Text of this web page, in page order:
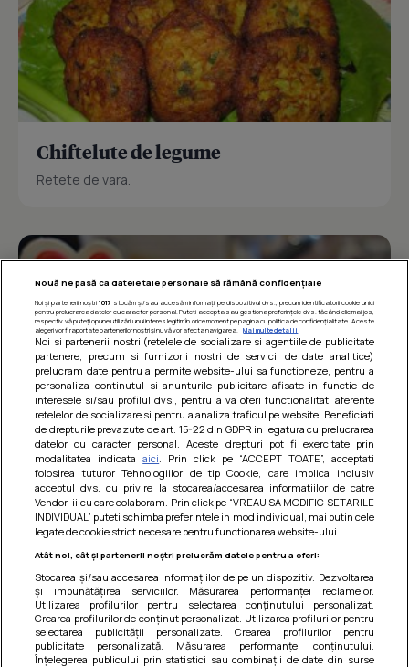
Chiftelute de legume
Retete de vara.
Barcute din vinete cu arpagic rosu
Un deliciu usor de preparat!
Nouă ne pasă ca datele tale personale să rămână confidențiale
Noi și partenerii noștri 1017 stocăm și/sau accesăm informații pe dispozitivul dvs., precum identificatorii cookie unici
pentru prelucrarea datelor cu caracter personal. Puteți accepta sau gestiona preferințele dvs. făcând clic mai jos,
respectiv vă puteți opune utilizării unui interes legitim în orice moment pe pagina cu politica de confidențialitate. Aceste
alegeri vor fi raportate partenerilor noștri și nu vă vor afecta navigarea.
Mai multe detalii
Noi si partenerii nostri (retelele de socializare si agentiile de publicitate
partenere, precum si furnizorii nostri de servicii de date analitice)
prelucram date pentru a permite website-ului sa functioneze, pentru a
personaliza continutul si anunturile publicitare afisate in functie de
interesele si/sau profilul dvs., pentru a va oferi functionalitati aferente
retelelor de socializare si pentru a analiza traficul pe website. Beneficiati
de drepturile prevazute de art. 15-22 din GDPR in legatura cu prelucrarea
datelor cu caracter personal. Aceste drepturi pot fi exercitate prin
modalitatea indicataaici . Prin click pe “ACCEPT TOATE”, acceptati
folosirea tuturor Tehnologiilor de tip Cookie, care implica inclusiv
acceptul dvs. cu privire la stocarea/accesarea informatiilor de catre
Vendor-ii cu care colaboram. Prin click pe “VREAU SA MODIFIC SETARILE
INDIVIDUAL” puteti schimba preferintele in mod individual, mai putin cele
legate de cookie strict necesare pentru functionarea website-ului.
Atât noi, cât și partenerii noștri prelucrăm datele pentru a oferi:
Stocarea și/sau accesarea informațiilor de pe un dispozitiv. Dezvoltarea
și îmbunătățirea serviciilor. Măsurarea performanței reclamelor.
Utilizarea profilurilor pentru selectarea conținutului personalizat.
Crearea profilurilor de conținut personalizat. Utilizarea profilurilor pentru
selectarea publicității personalizate. Crearea profilurilor pentru
publicitate personalizată. Măsurarea performanței conținutului.
Înțelegerea publicului prin statistici sau combinații de date din surse